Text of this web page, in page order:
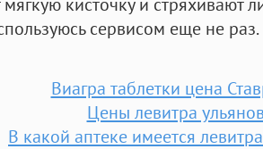
сервисом еще не раз.
Виагра таблетки цена
Цены левитра
В какой аптеке имеется